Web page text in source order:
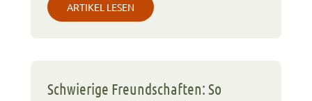
ARTIKEL LESEN
Schwierige Freundschaften: So